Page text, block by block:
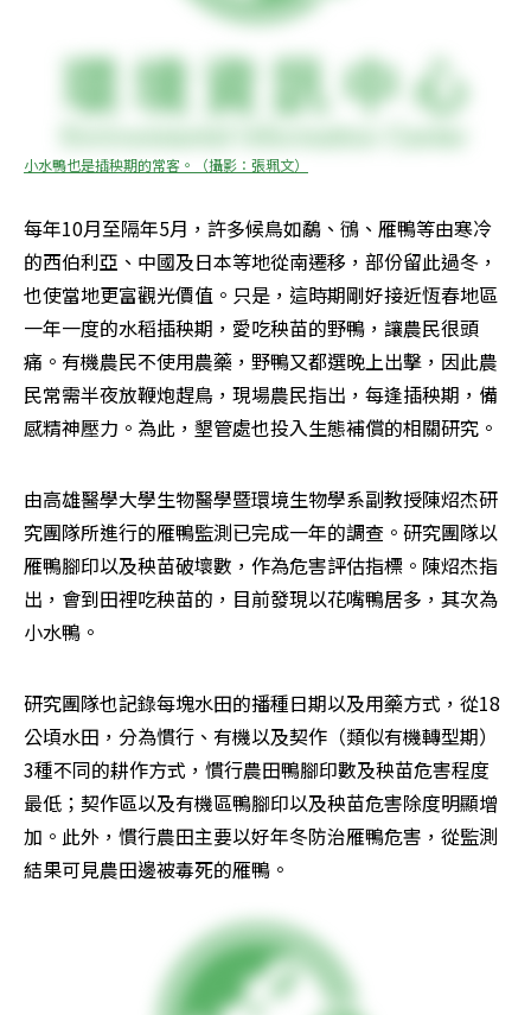
小水鴨也是插秧期的常客。（攝影：張珮文）
每年10月至隔年5月，許多候鳥如鷸、鴴、雁鴨等由寒冷
的西伯利亞、中國及日本等地從南遷移，部份留此過冬，
也使當地更富觀光價值。只是，這時期剛好接近恆春地區
一年一度的水稻插秧期，愛吃秧苗的野鴨，讓農民很頭
痛。有機農民不使用農藥，野鴨又都選晚上出擊，因此農
民常需半夜放鞭炮趕鳥，現場農民指出，每逢插秧期，備
感精神壓力。為此，墾管處也投入生態補償的相關研究。
由高雄醫學大學生物醫學暨環境生物學系副教授陳炤杰研
究團隊所進行的雁鴨監測已完成一年的調查。研究團隊以
雁鴨腳印以及秧苗破壞數，作為危害評估指標。陳炤杰指
出，會到田裡吃秧苗的，目前發現以花嘴鴨居多，其次為
小水鴨。
研究團隊也記錄每塊水田的播種日期以及用藥方式，從18
公頃水田，分為慣行、有機以及契作（類似有機轉型期）
3種不同的耕作方式，慣行農田鴨腳印數及秧苗危害程度
最低；契作區以及有機區鴨腳印以及秧苗危害除度明顯增
加。此外，慣行農田主要以好年冬防治雁鴨危害，從監測
結果可見農田邊被毒死的雁鴨。